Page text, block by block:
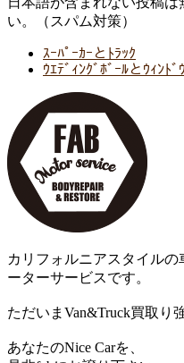
い。（スパム対策）
ｽｰﾊﾟｰｶｰとﾄﾗｯｸ
ｳｴﾃﾞｨﾝｸﾞﾎﾞｰﾙとｳｨﾝﾄﾞ
カリフォルニアスタイル
ーターサービスです。
ただいまVan&Truck買取り
あなたのNice Carを、